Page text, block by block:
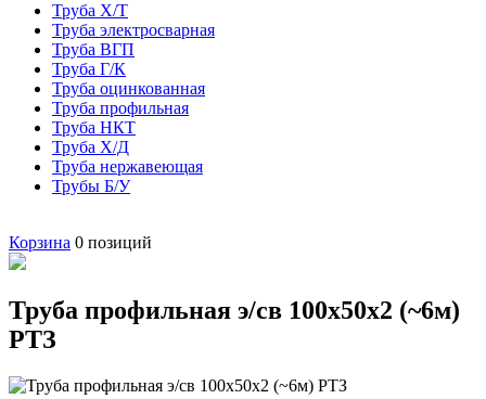
Труба Х/Т
Труба электросварная
Труба ВГП
Труба Г/К
Труба оцинкованная
Труба профильная
Труба НКТ
Труба Х/Д
Труба нержавеющая
Трубы Б/У
Корзина 0 позиций
Труба профильная э/св 100х50х2 (~6м)
РТЗ